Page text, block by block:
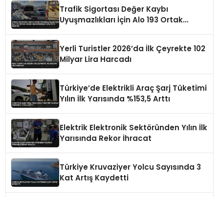
Trafik Sigortası Değer Kaybı
Uyuşmazlıkları İçin Alo 193 Ortak
Yerli Turistler 2026’da İlk Çeyrekte 102
Milyar Lira Harcadı
Türkiye’de Elektrikli Araç Şarj Tüketimi
Yılın İlk Yarısında %153,5 Arttı
Elektrik Elektronik Sektöründen Yılın İlk
Yarısında Rekor İhracat
Türkiye Kruvaziyer Yolcu Sayısında 3
Kat Artış Kaydetti